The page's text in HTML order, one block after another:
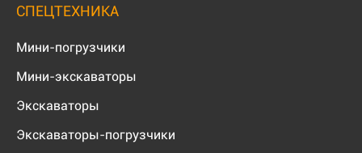
СПЕЦТЕХНИКА
Мини-погрузчики
Мини-экскаваторы
Экскаваторы
Экскаваторы-погрузчики